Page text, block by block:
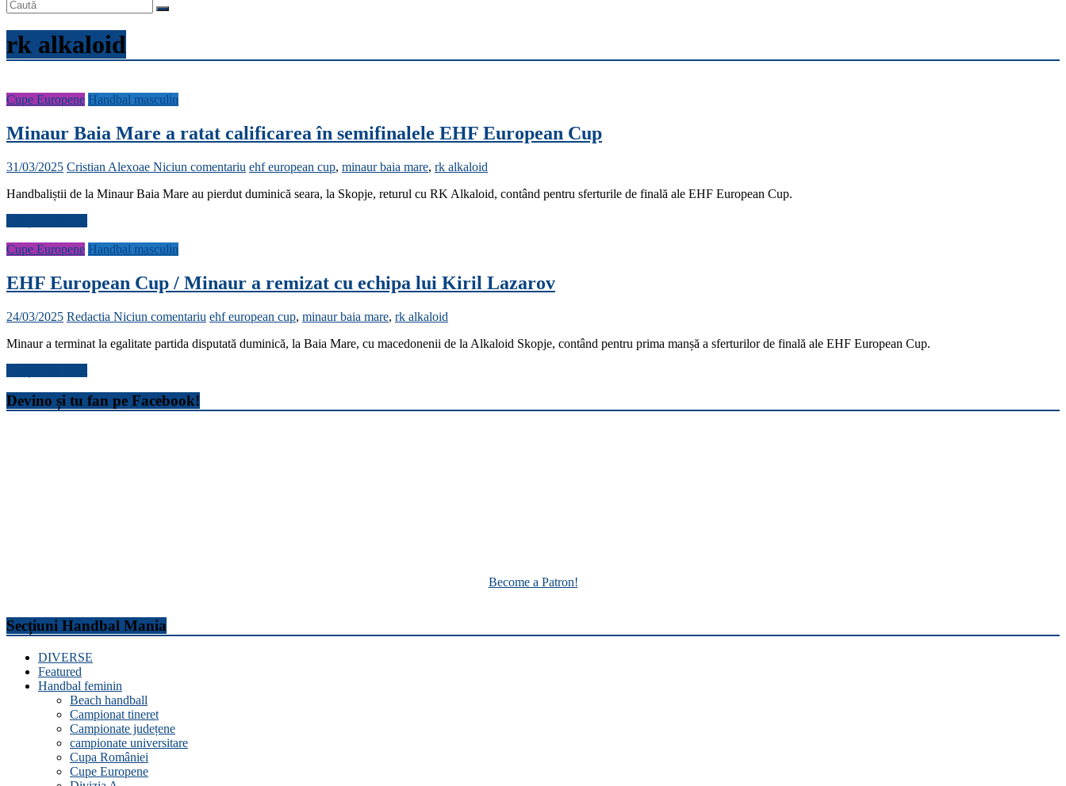
rk alkaloid
Cupe Europene Handbal masculin
Minaur Baia Mare a ratat calificarea în semifinalele EHF European Cup
31/03/2025 Cristian Alexoae Niciun comentariu ehf european cup, minaur baia mare, rk alkaloid
Handbaliștii de la Minaur Baia Mare au pierdut duminică seara, la Skopje, returul cu RK Alkaloid, contând pentru sferturile de finală ale EHF European Cup.
Cupe Europene Handbal masculin
EHF European Cup / Minaur a remizat cu echipa lui Kiril Lazarov
24/03/2025 Redactia Niciun comentariu ehf european cup, minaur baia mare, rk alkaloid
Minaur a terminat la egalitate partida disputată duminică, la Baia Mare, cu macedonenii de la Alkaloid Skopje, contând pentru prima manșă a sferturilor de finală ale EHF European Cup.
Devino și tu fan pe Facebook!
Become a Patron!
Secțiuni Handbal Mania
DIVERSE
Featured
Handbal feminin
Beach handball
Campionat tineret
Campionate județene
campionate universitare
Cupa României
Cupe Europene